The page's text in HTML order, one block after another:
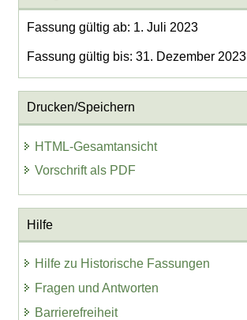
Fassung gültig ab: 1. Juli 2023
Fassung gültig bis: 31. Dezember 2023
Drucken/Speichern
HTML-Gesamtansicht
Vorschrift als PDF
Hilfe
Hilfe zu Historische Fassungen
Fragen und Antworten
Barrierefreiheit